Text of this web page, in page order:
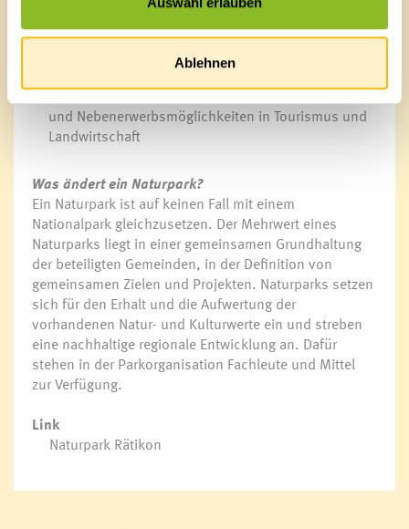
Ablehnen
Schutz und Weiterentwicklung der Landschaft
Schaffung von Erholungsmöglichkeiten
ökologische und kulturelle Bildungsangebote
Förderung einer nachhaltigen Regionalentwicklung
durch Schaffung von Arbeitsplätzen
und Nebenerwerbsmöglichkeiten in Tourismus und
Landwirtschaft
Was ändert ein Naturpark?
Ein Naturpark ist auf keinen Fall mit einem
Nationalpark gleichzusetzen. Der Mehrwert eines
Naturparks liegt in einer gemeinsamen Grundhaltung
der beteiligten Gemeinden, in der Definition von
gemeinsamen Zielen und Projekten. Naturparks setzen
sich für den Erhalt und die Aufwertung der
vorhandenen Natur- und Kulturwerte ein und streben
eine nachhaltige regionale Entwicklung an. Dafür
stehen in der Parkorganisation Fachleute und Mittel
zur Verfügung.
Link
Naturpark Rätikon